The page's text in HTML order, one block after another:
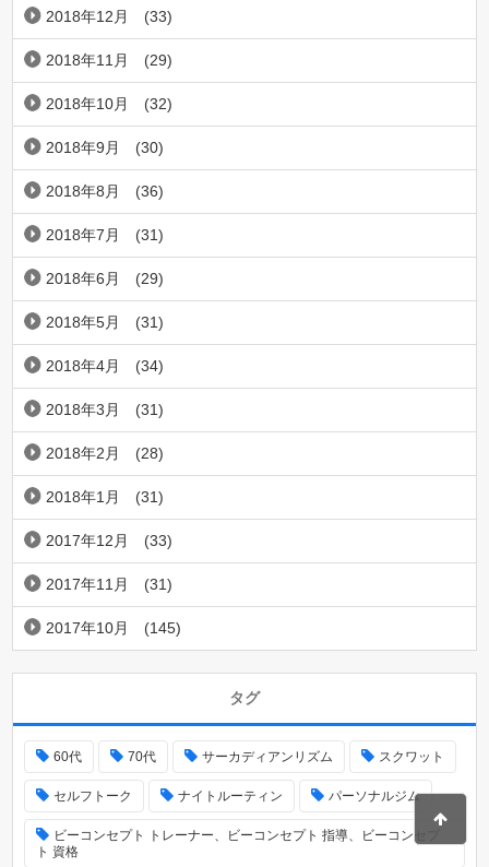
2018年12月 (33)
2018年11月 (29)
2018年10月 (32)
2018年9月 (30)
2018年8月 (36)
2018年7月 (31)
2018年6月 (29)
2018年5月 (31)
2018年4月 (34)
2018年3月 (31)
2018年2月 (28)
2018年1月 (31)
2017年12月 (33)
2017年11月 (31)
2017年10月 (145)
タグ
60代 70代 サーカディアンリズム スクワット
セルフトーク ナイトルーティン パーソナルジム
ビーコンセプト トレーナー、ビーコンセプト 指導、ビーコンセプ
ト 資格